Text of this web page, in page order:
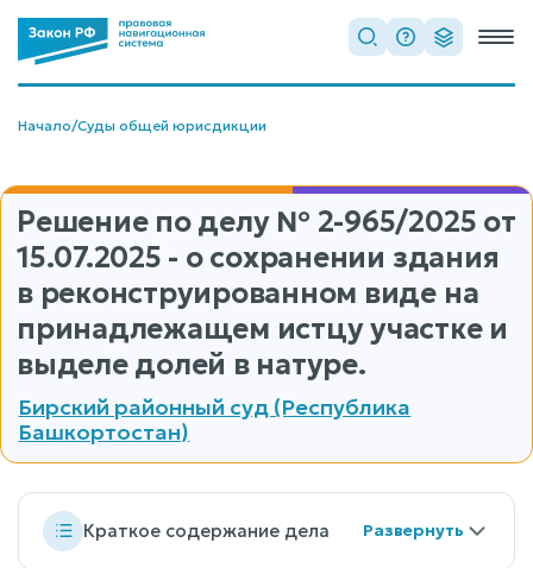
Начало/Суды общей юрисдикции
Решение по делу № 2-965/2025 от
15.07.2025 - о сохранении здания
в реконструированном виде на
принадлежащем истцу участке и
выделе долей в натуре.
Бирский районный суд (Республика
Башкортостан)
Краткое содержание дела